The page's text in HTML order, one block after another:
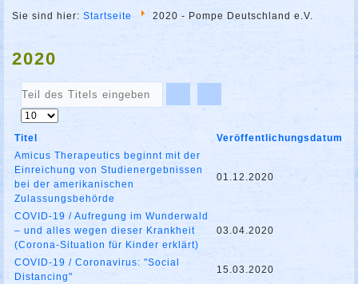
Sie sind hier:Startseite 2020 - Pompe Deutschland e.V.
2020
Teil
Titels
eingeben
Anzeige
Titel
Veröffentlichungsdatum
Amicus Therapeutics beginnt mit der
Einreichung von Studienergebnissen
bei der amerikanischen
Zulassungsbehörde
01.12.2020
COVID-19 / Aufregung im Wunderwald
– und alles wegen dieser Krankheit
(Corona-Situation für Kinder erklärt)
03.04.2020
COVID-19 / Coronavirus: "Social
Distancing"
15.03.2020